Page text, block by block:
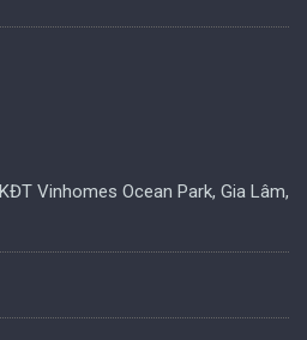
Vinhomes Ocean Park, Gia Lâm,